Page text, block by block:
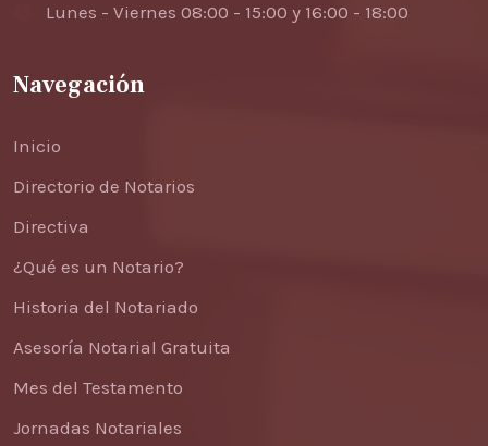
Lunes - Viernes 08:00 - 15:00 y 16:00 - 18:00
Navegación
Inicio
Directorio de Notarios
Directiva
¿Qué es un Notario?
Historia del Notariado
Asesoría Notarial Gratuita
Mes del Testamento
Jornadas Notariales